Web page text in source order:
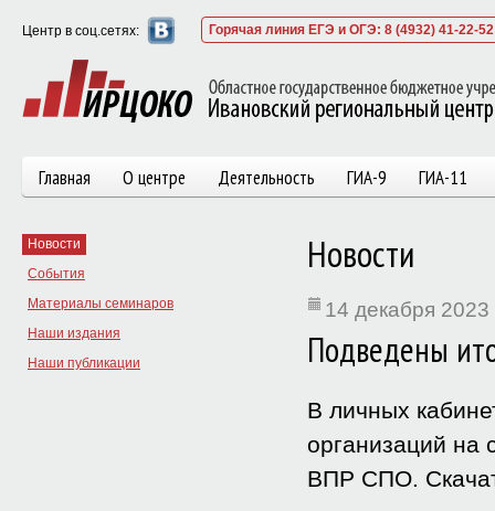
Центр в соц.сетях: Горячая линия ЕГЭ и ОГЭ: 8 (4932) 41-22-
Главная О центре Деятельность ГИА-9 ГИА-11
Новости
События
Материалы семинаров
Наши издания
Наши публикации
Новости
14 декабря
Подведены
В личных
организаций на
ВПР СПО.